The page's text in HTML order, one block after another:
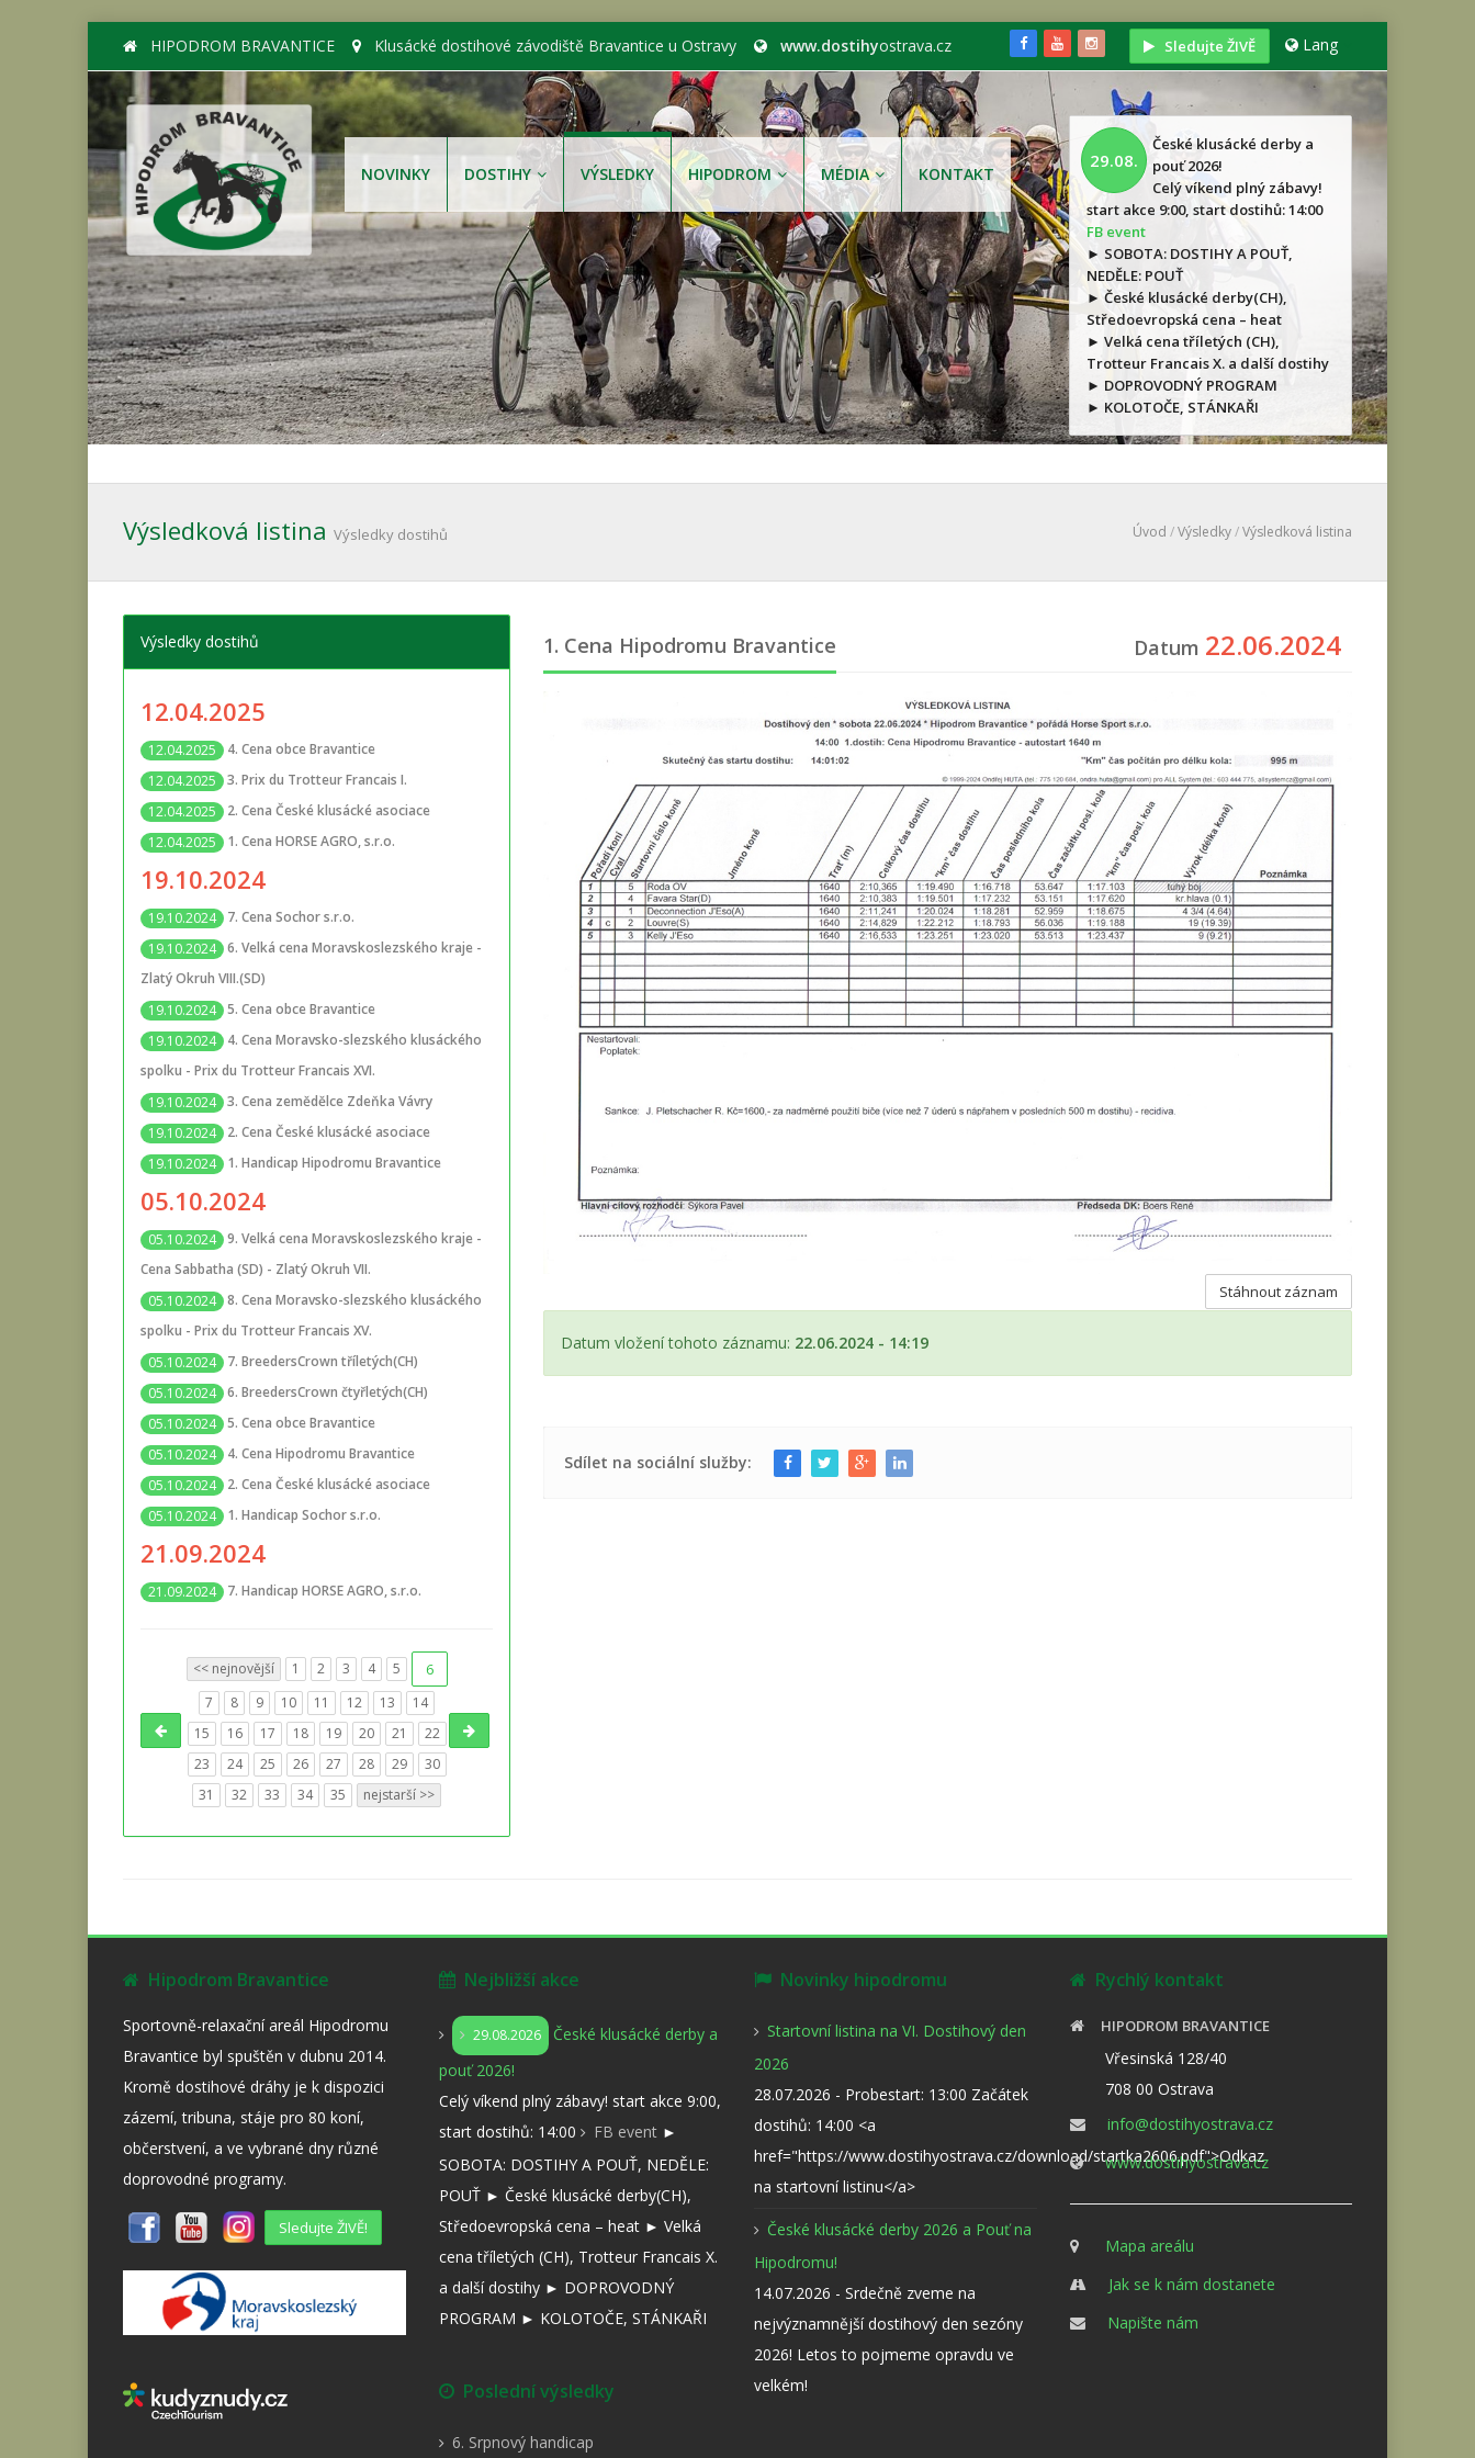
HIPODROM BRAVANTICE Klusácké dostihové závodiště Bravantice u Ostravy www.dostihyostrava.cz Sledujte ŽIVĚ Lang
NOVINKY DOSTIHY VÝSLEDKY HIPODROM MÉDIA KONTAKT
29.08.
České klusácké derby a
pouť 2026!
Celý víkend plný zábavy!
start akce 9:00, start dostihů: 14:00
FB event
► SOBOTA: DOSTIHY A POUŤ,
NEDĚLE: POUŤ
► České klusácké derby(CH),
Středoevropská cena – heat
► Velká cena tříletých (CH),
Trotteur Francais X. a další dostihy
► DOPROVODNÝ PROGRAM
► KOLOTOČE, STÁNKAŘI
Výsledková listina Výsledky dostihů Úvod /Výsledky/Výsledková listina
1. Cena Hipodromu Bravantice Datum 22.06.2024
Stáhnout záznam
Datum vložení tohoto záznamu: 22.06.2024 - 14:19
Sdílet na sociální služby:
Výsledky dostihů
12.04.2025
12.04.2025
4. Cena obce Bravantice
12.04.2025
3. Prix du Trotteur Francais I.
12.04.2025
2. Cena České klusácké asociace
12.04.2025
1. Cena HORSE AGRO, s.r.o.
19.10.2024
19.10.2024
7. Cena Sochor s.r.o.
19.10.2024 6. Velká cena Moravskoslezského kraje -
Zlatý Okruh VIII.(SD)
19.10.2024 5. Cena obce Bravantice
19.10.2024
4. Cena Moravsko-slezského klusáckého
spolku - Prix du Trotteur Francais XVI.
19.10.2024 3. Cena zemědělce Zdeňka Vávry
19.10.2024
2. Cena České klusácké asociace
19.10.2024
1. Handicap Hipodromu Bravantice
05.10.2024
05.10.2024 9. Velká cena Moravskoslezského kraje -
Cena Sabbatha (SD) - Zlatý Okruh VII.
05.10.2024 8. Cena Moravsko-slezského klusáckého
spolku - Prix du Trotteur Francais XV.
05.10.2024
7. BreedersCrown tříletých(CH)
05.10.2024 6. BreedersCrown čtyřletých(CH)
05.10.2024 5. Cena obce Bravantice
05.10.2024
4. Cena Hipodromu Bravantice
05.10.2024
2. Cena České klusácké asociace
05.10.2024
1. Handicap Sochor s.r.o.
21.09.2024
21.09.2024 7. Handicap HORSE AGRO, s.r.o.
<< nejnovější 1 2 3 4 5 6
7 8 9 10 11 12 13
14
15
16 17 18 19 20 21
22
23
24 25 26 27 28 29
30
31
32 33 34 35 nejstarší >>
Hipodrom Bravantice
Sportovně-relaxační areál Hipodromu
Bravantice byl spuštěn v dubnu 2014.
Kromě dostihové dráhy je k dispozici
zázemí, tribuna, stáje pro 80 koní,
občerstvení, a ve vybrané dny různé
doprovodné programy.
Sledujte ŽIVĚ!
Nejbližší akce
29.08.2026
České klusácké derby a
pouť 2026!
Celý víkend plný zábavy! start akce 9:00,
start dostihů: 14:00
FB event►
SOBOTA: DOSTIHY A POUŤ, NEDĚLE:
POUŤ ► České klusácké derby(CH),
Středoevropská cena – heat ► Velká
cena tříletých (CH), Trotteur Francais X.
a další dostihy ► DOPROVODNÝ
PROGRAM ► KOLOTOČE, STÁNKAŘI
Poslední výsledky
6. Srpnový handicap
Novinky hipodromu
Startovní listina na VI. Dostihový den
2026
28.07.2026 - Probestart: 13:00 Začátek
dostihů: 14:00 <a
href="https://www.dostihyostrava.cz/download/startka2606.pdf">Odkaz
na startovní listinu</a>
České klusácké derby 2026 a Pouť na
Hipodromu!
14.07.2026 - Srdečně zveme na
nejvýznamnější dostihový den sezóny
2026! Letos to pojmeme opravdu ve
velkém!
Rychlý kontakt
HIPODROM BRAVANTICE
Vřesinská 128/40
708 00 Ostrava
info@dostihyostrava.cz
www.dostihyostrava.cz
Mapa areálu
Jak se k nám dostanete
Napište nám